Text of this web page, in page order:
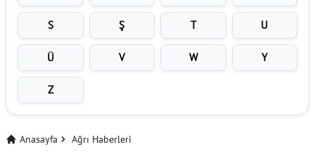
S Ş T U
Ü V W Y
Z
Anasayfa Ağrı Haberleri